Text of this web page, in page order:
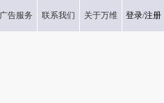
广告服务 联系我们 关于万维 登录/注册